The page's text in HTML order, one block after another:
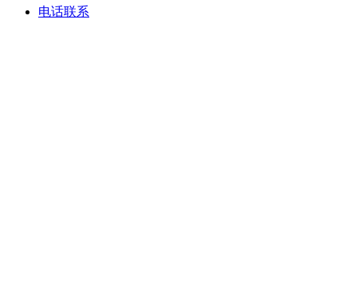
电话联系